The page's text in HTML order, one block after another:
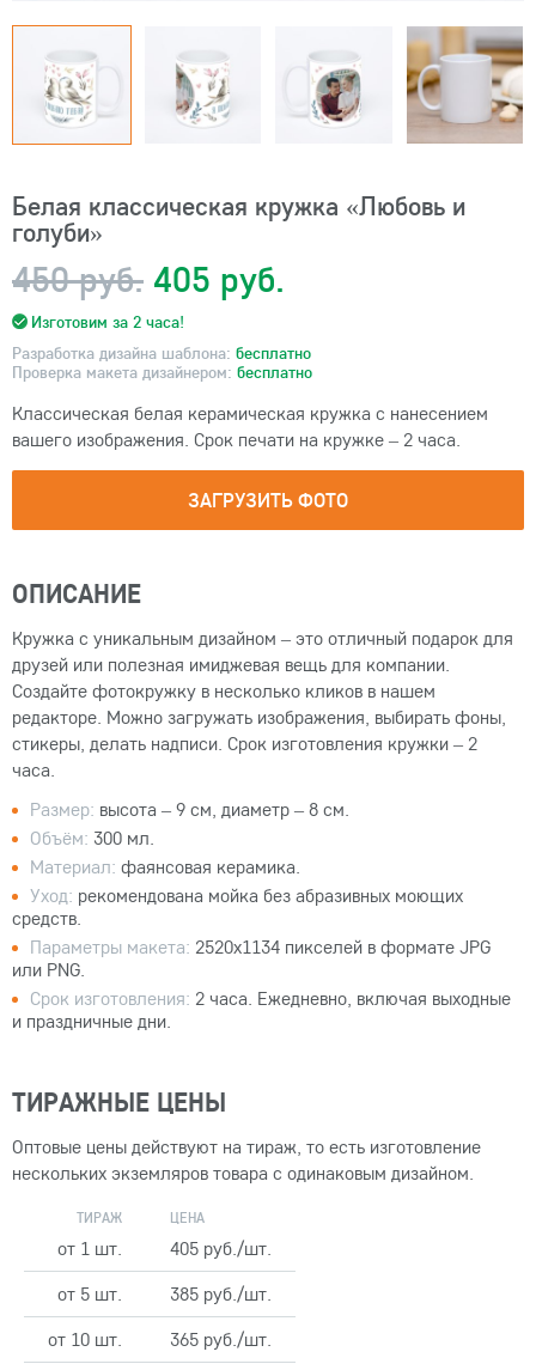
Белая классическая кружка «Любовь и
голуби»
450 руб. 405 руб.
Изготовим за 2 часа!
Разработка дизайна шаблона: бесплатно
Проверка макета дизайнером: бесплатно
Классическая белая керамическая кружка с нанесением
вашего изображения. Срок печати на кружке – 2 часа.
ЗАГРУЗИТЬ ФОТО
ОПИСАНИЕ
Кружка с уникальным дизайном – это отличный подарок для
друзей или полезная имиджевая вещь для компании.
Создайте фотокружку в несколько кликов в нашем
редакторе. Можно загружать изображения, выбирать фоны,
стикеры, делать надписи. Срок изготовления кружки – 2
часа.
Размер: высота – 9 см, диаметр – 8 см.
Объём: 300 мл.
Материал: фаянсовая керамика.
Уход: рекомендована мойка без абразивных моющих
средств.
Параметры макета: 2520x1134 пикселей в формате JPG
или PNG.
Срок изготовления: 2 часа. Ежедневно, включая выходные
и праздничные дни.
ТИРАЖНЫЕ ЦЕНЫ
Оптовые цены действуют на тираж, то есть изготовление
нескольких экземляров товара с одинаковым дизайном.
ТИРАЖ ЦЕНА
от 1 шт.
405 руб./шт.
от 5 шт.
385 руб./шт.
от 10 шт.
365 руб./шт.